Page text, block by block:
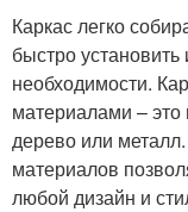
Каркас легко
быстро
необходимости.
материалами –
дерево или
материалов
любой дизайн и